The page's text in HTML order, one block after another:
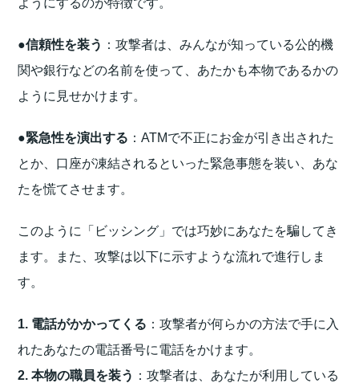
●信頼性を装う ：攻撃者は、みんなが知っている公的機
関や銀行などの名前を使って、あたかも本物であるかの
ように見せかけます。
●緊急性を演出する ：ATMで不正にお金が引き出された
とか、口座が凍結されるといった緊急事態を装い、あな
たを慌てさせます。
このように「ビッシング」では巧妙にあなたを騙してき
ます。また、攻撃は以下に示すような流れで進行しま
す。
1. 電話がかかってくる ：攻撃者が何らかの方法で手に入
れたあなたの電話番号に電話をかけます。
2. 本物の職員を装う ：攻撃者は、あなたが利用している